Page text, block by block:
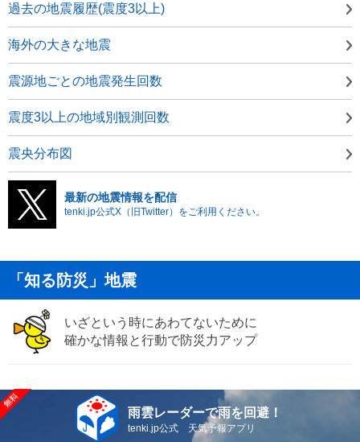
過去の地震履歴(震度3以上)
海外の大きな地震
震源地ごとの地震発生回数
震度3以上の地域別観測回数
震央分布図
最新の地震情報を配信
tenki.jp公式X（旧Twitter）をご利用ください。
「知る防災」地震
いざという時にあわてないために
確かな情報と行動で防災力アップ
雨雲レーダーで雨を回避！
tenki.jp公式 天気予報アプリ